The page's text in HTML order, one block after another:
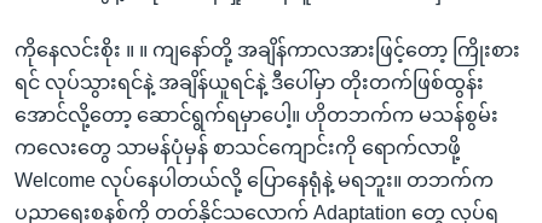
ကိုနေလင်းစိုး ။ ။ ကျနော်တို့ အချိန်ကာလအားဖြင့်တော့ ကြိုးစား
ရင် လုပ်သွားရင်နဲ့ အချိန်ယူရင်နဲ့ ဒီပေါ်မှာ တိုးတက်ဖြစ်ထွန်း
အောင်လို့တော့ ဆောင်ရွက်ရမှာပေါ့။ ဟိုတဘက်က မသန်စွမ်း
ကလေးတွေ သာမန်ပုံမှန် စာသင်ကျောင်းကို ရောက်လာဖို့
Welcome လုပ်နေပါတယ်လို့ ပြောနေရုံနဲ့ မရဘူး။ တဘက်က
ပညာရေးစနစ်ကို တတ်နိုင်သလောက် Adaptation တွေ လုပ်ရ